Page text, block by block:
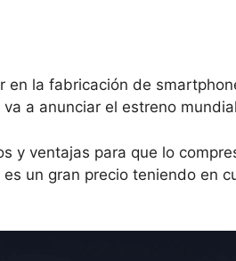
en la fabricación de
a anunciar el estreno
y ventajas para que lo
un gran precio teniendo en